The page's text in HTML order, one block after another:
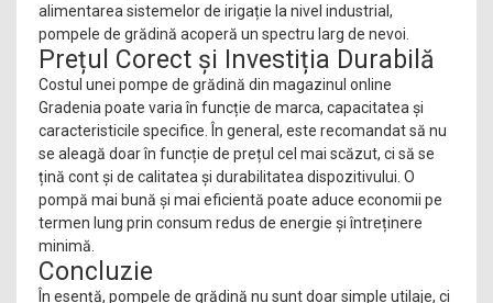
alimentarea sistemelor de irigație la nivel industrial,
pompele de grădină acoperă un spectru larg de nevoi.
Prețul Corect și Investiția Durabilă
Costul unei pompe de grădină din magazinul online
Gradenia poate varia în funcție de marca, capacitatea și
caracteristicile specifice. În general, este recomandat să nu
se aleagă doar în funcție de prețul cel mai scăzut, ci să se
țină cont și de calitatea și durabilitatea dispozitivului. O
pompă mai bună și mai eficientă poate aduce economii pe
termen lung prin consum redus de energie și întreținere
minimă.
Concluzie
În esență, pompele de grădină nu sunt doar simple utilaje, ci